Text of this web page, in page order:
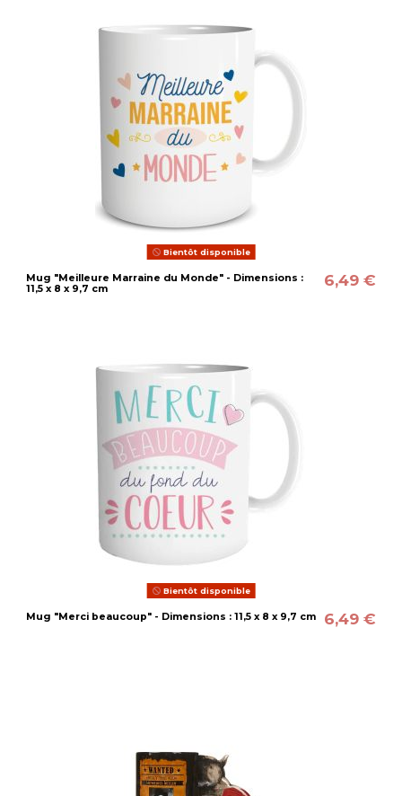
Bientôt disponible
Mug "Meilleure Marraine du Monde" - Dimensions :
11,5 x 8 x 9,7 cm
6,49 €
Bientôt disponible
Mug "Merci beaucoup" - Dimensions : 11,5 x 8 x 9,7 cm 6,49 €